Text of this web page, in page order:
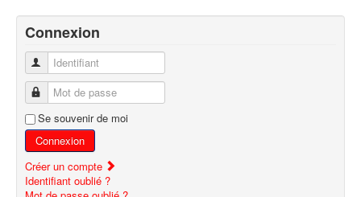
Connexion
Identifiant
Mot de passe
Se souvenir de moi
Connexion
Créer un compte
Identifiant oublié ?